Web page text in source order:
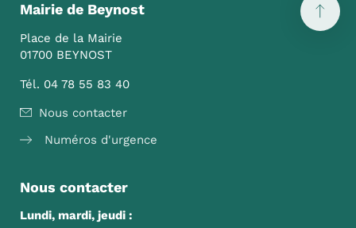
Mairie de Beynost
Place de la Mairie
01700 BEYNOST
Tél. 04 78 55 83 40
Nous contacter
Numéros d'urgence
Nous contacter
Lundi, mardi, jeudi :